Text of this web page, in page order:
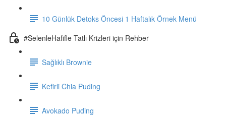
10 Günlük Detoks Öncesi 1 Haftalık Örnek Menü
#SelenleHafifle Tatlı Krizleri için Rehber
Sağlıklı Brownie
Kefirli Chia Puding
Avokado Puding